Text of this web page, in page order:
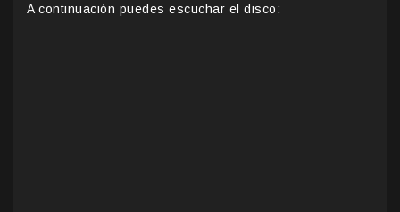
A continuación puedes escuchar el disco: